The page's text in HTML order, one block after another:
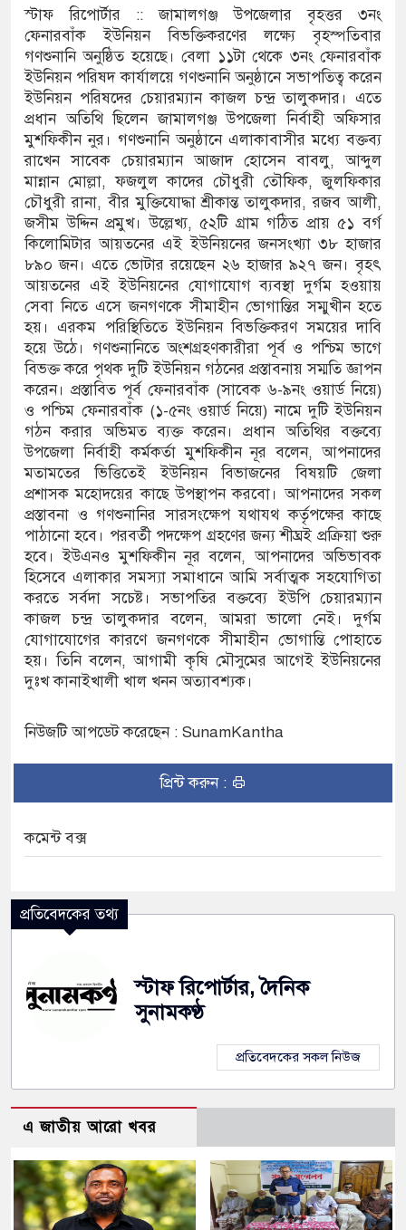
দীপঙ্করসহ ৪৮ জন আসামি
পূবালী ব্যাংকের ইলেক্ট্রনিক বুথ
গনবিজ্ঞপ্তি--সুনামগঞ্জ জেলা
পৈতৃক সম্পত্তির রেকর্ড সংশোধন
হাওরে স্কুলযাত্রায় জীবনের
১৬১৩ শিক্ষকের পদ শূন্য, ৪৫১টি
শিক্ষক
মইয়ার হাওরে নৌকাডুবিতে
মাতম
জামালগঞ্জে হামলার অভিযোগে
বিচার দাবি
বালুর নিচে হাজার বিঘা
হবিগঞ্জে সারজিস ও
সরকার নৈতিক দিক থেকে দেশ
জামায়াত আমির
একটি মহল সচেতনভাবে ধর্মের
ফখরুল
স্টাফ রিপোর্টার :: জামালগঞ্জ উপজেলার বৃহত্তর ৩নং
ফেনারবাঁক ইউনিয়ন বিভক্তিকরণের লক্ষ্যে বৃহস্পতিবার
গণশুনানি অনুষ্ঠিত হয়েছে। বেলা ১১টা থেকে ৩নং ফেনারবাঁক
ইউনিয়ন পরিষদ কার্যালয়ে গণশুনানি অনুষ্ঠানে সভাপতিত্ব করেন
ইউনিয়ন পরিষদের চেয়ারম্যান কাজল চন্দ্র তালুকদার। এতে
প্রধান অতিথি ছিলেন জামালগঞ্জ উপজেলা নির্বাহী অফিসার
মুশফিকীন নুর। গণশুনানি অনুষ্ঠানে এলাকাবাসীর মধ্যে বক্তব্য
রাখেন সাবেক চেয়ারম্যান আজাদ হোসেন বাবলু, আব্দুল
মান্নান মোল্লা, ফজলুল কাদের চৌধুরী তৌফিক, জুলফিকার
চৌধুরী রানা, বীর মুক্তিযোদ্ধা শ্রীকান্ত তালুকদার, রজব আলী,
জসীম উদ্দিন প্রমুখ। উল্লেখ্য, ৫২টি গ্রাম গঠিত প্রায় ৫১ বর্গ
কিলোমিটার আয়তনের এই ইউনিয়নের জনসংখ্যা ৩৮ হাজার
৮৯০ জন। এতে ভোটার রয়েছেন ২৬ হাজার ৯২৭ জন। বৃহৎ
আয়তনের এই ইউনিয়নের যোগাযোগ ব্যবস্থা দুর্গম হওয়ায়
সেবা নিতে এসে জনগণকে সীমাহীন ভোগান্তির সম্মুখীন হতে
হয়। এরকম পরিস্থিতিতে ইউনিয়ন বিভক্তিকরণ সময়ের দাবি
হয়ে উঠে। গণশুনানিতে অংশগ্রহণকারীরা পূর্ব ও পশ্চিম ভাগে
বিভক্ত করে পৃথক দুটি ইউনিয়ন গঠনের প্রস্তাবনায় সম্মতি জ্ঞাপন
করেন। প্রস্তাবিত পূর্ব ফেনারবাঁক (সাবেক ৬-৯নং ওয়ার্ড নিয়ে)
ও পশ্চিম ফেনারবাঁক (১-৫নং ওয়ার্ড নিয়ে) নামে দুটি ইউনিয়ন
গঠন করার অভিমত ব্যক্ত করেন। প্রধান অতিথির বক্তব্যে
উপজেলা নির্বাহী কর্মকর্তা মুশফিকীন নূর বলেন, আপনাদের
মতামতের ভিত্তিতেই ইউনিয়ন বিভাজনের বিষয়টি জেলা
প্রশাসক মহোদয়ের কাছে উপস্থাপন করবো। আপনাদের সকল
প্রস্তাবনা ও গণশুনানির সারসংক্ষেপ যথাযথ কর্তৃপক্ষের কাছে
পাঠানো হবে। পরবর্তী পদক্ষেপ গ্রহণের জন্য শীঘ্রই প্রক্রিয়া শুরু
হবে। ইউএনও মুশফিকীন নূর বলেন, আপনাদের অভিভাবক
হিসেবে এলাকার সমস্যা সমাধানে আমি সর্বাত্মক সহযোগিতা
করতে সর্বদা সচেষ্ট। সভাপতির বক্তব্যে ইউপি চেয়ারম্যান
কাজল চন্দ্র তালুকদার বলেন, আমরা ভালো নেই। দুর্গম
যোগাযোগের কারণে জনগণকে সীমাহীন ভোগান্তি পোহাতে
হয়। তিনি বলেন, আগামী কৃষি মৌসুমের আগেই ইউনিয়নের
দুঃখ কানাইখালী খাল খনন অত্যাবশ্যক।
নিউজটি আপডেট করেছেন : SunamKantha
প্রিন্ট করুন :
কমেন্ট বক্স
প্রতিবেদকের তথ্য
স্টাফ রিপোর্টার, দৈনিক
সুনামকণ্ঠ
প্রতিবেদকের সকল নিউজ
এ জাতীয় আরো খবর